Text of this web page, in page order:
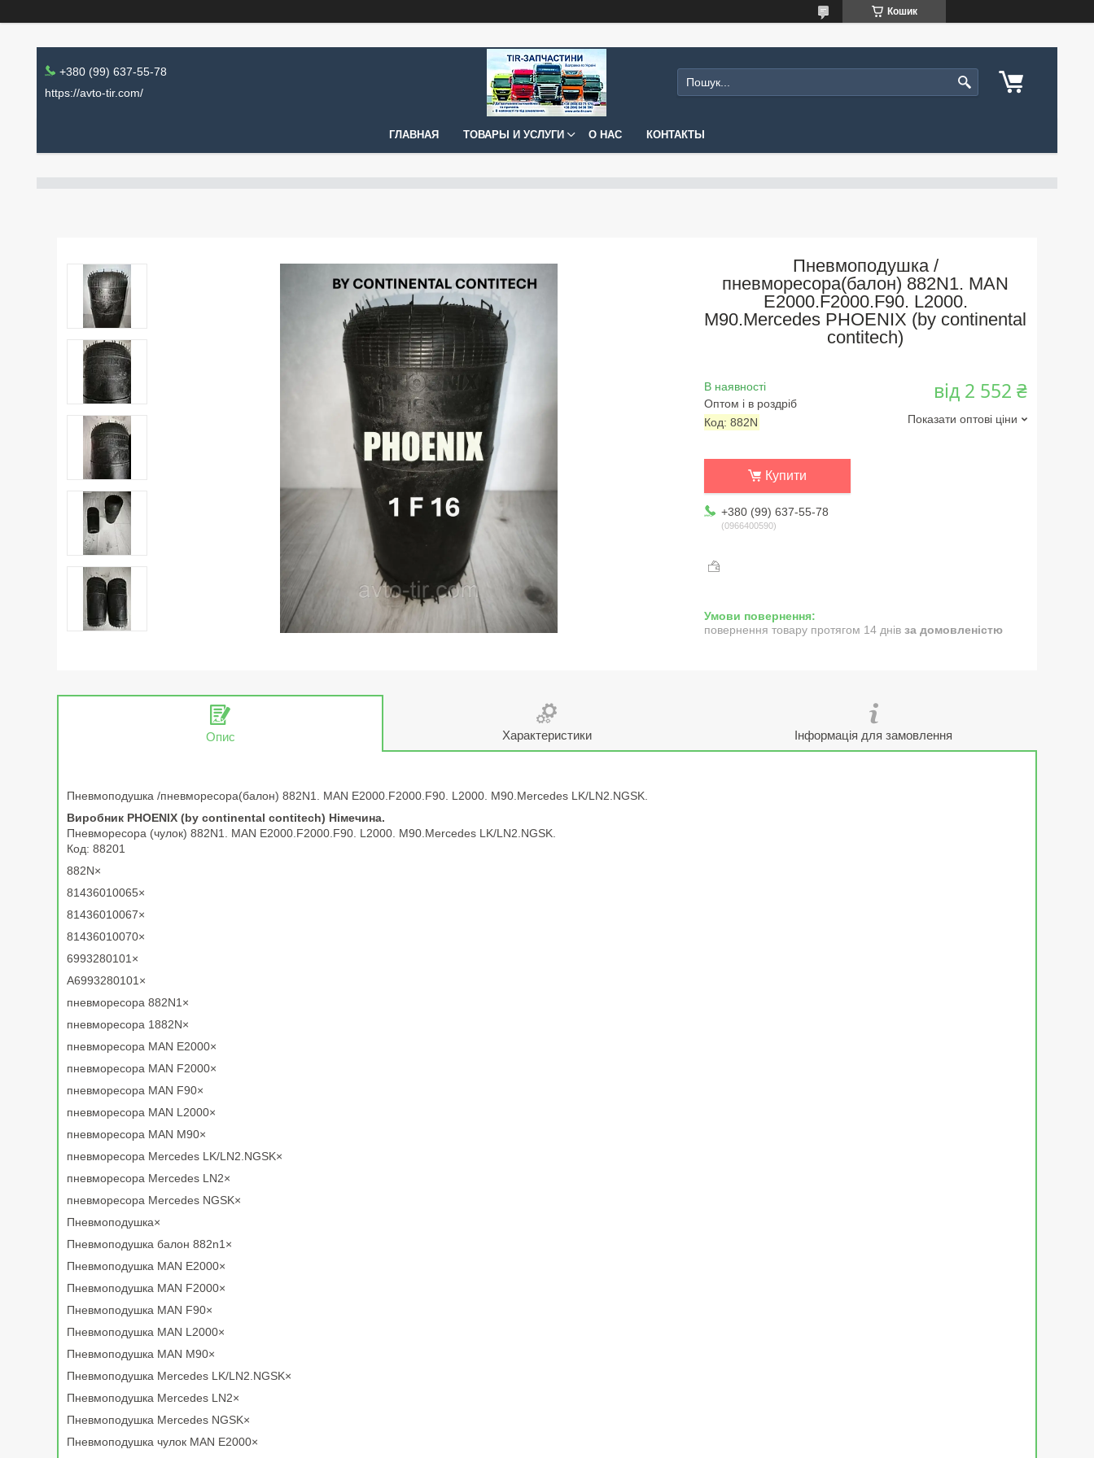
Кошик
+380 (99) 637-55-78
https://avto-tir.com/
ГЛАВНАЯ ТОВАРЫ И УСЛУГИ О НАС КОНТАКТЫ
Пневмоподушка /
пневморесора(балон) 882N1. MAN
E2000.F2000.F90. L2000.
M90.Mercedes PHOENIX (by continental
contitech)
В наявності
Оптом і в роздріб
Код: 882N
від 2 552 ₴
Показати оптові ціни
Купити
+380 (99) 637-55-78
0966400590
повернення товару протягом 14 днів за домовленістю
Опис Характеристики Інформація для замовлення
Пневмоподушка /пневморесора(балон) 882N1. MAN E2000.F2000.F90. L2000. M90.Mercedes LK/LN2.NGSK.
Виробник PHOENIX (by continental contitech) Німечина.
Пневморесора (чулок) 882N1. MAN E2000.F2000.F90. L2000. M90.Mercedes LK/LN2.NGSK.
Код: 88201
882N×
81436010065×
81436010067×
81436010070×
6993280101×
A6993280101×
пневморесора 882N1×
пневморесора 1882N×
пневморесора MAN E2000×
пневморесора MAN F2000×
пневморесора MAN F90×
пневморесора MAN L2000×
пневморесора MAN M90×
пневморесора Mercedes LK/LN2.NGSK×
пневморесора Mercedes LN2×
пневморесора Mercedes NGSK×
Пневмоподушка×
Пневмоподушка балон 882n1×
Пневмоподушка MAN E2000×
Пневмоподушка MAN F2000×
Пневмоподушка MAN F90×
Пневмоподушка MAN L2000×
Пневмоподушка MAN M90×
Пневмоподушка Mercedes LK/LN2.NGSK×
Пневмоподушка Mercedes LN2×
Пневмоподушка Mercedes NGSK×
Пневмоподушка чулок MAN E2000×